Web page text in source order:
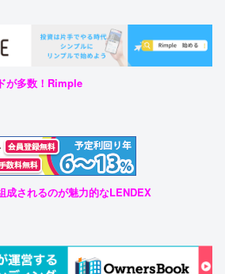
が多数！Rimple
成されるのが魅力的なLENDEX